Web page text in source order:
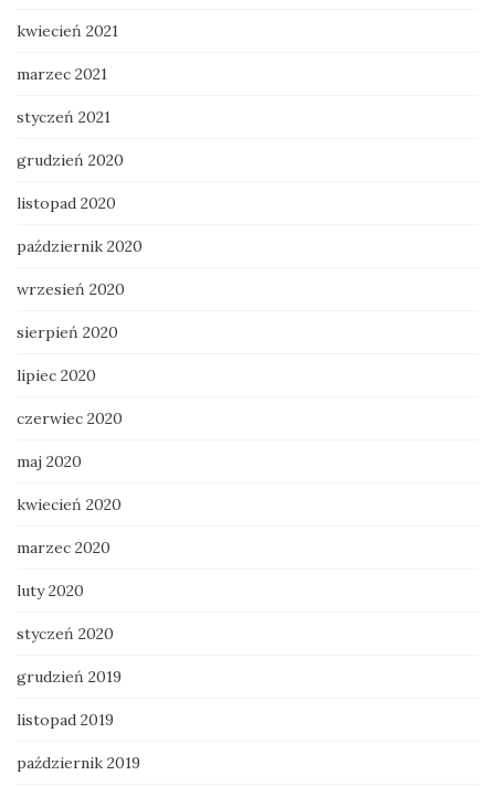
kwiecień 2021
marzec 2021
styczeń 2021
grudzień 2020
listopad 2020
październik 2020
wrzesień 2020
sierpień 2020
lipiec 2020
czerwiec 2020
maj 2020
kwiecień 2020
marzec 2020
luty 2020
styczeń 2020
grudzień 2019
listopad 2019
październik 2019